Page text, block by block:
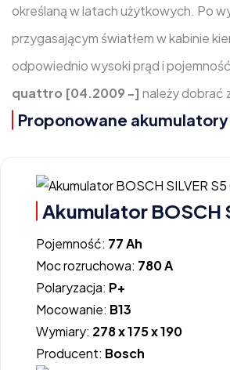
określaną w latach użytkowych. Po
przygasającym światłem w kabinie
odpowiednio wysoki prąd i
quattro [04.2009 -] należy dobrać
Proponowane
Akumulator BOSCH
Pojemność: 77 Ah
Moc rozruchowa: 780 A
Polaryzacja: P+
Mocowanie: B13
Wymiary: 278 x 175 x 190
Producent: Bosch